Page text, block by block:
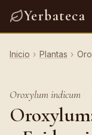
Yerbateca
Inicio › Plantas ›
Oroxylum indicum